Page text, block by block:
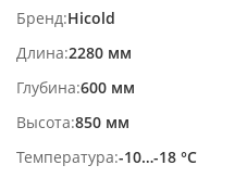
Бренд Hicold
Длина 2280 мм
Глубина 600 мм
Высота 850 мм
Температура -10…-18 °С